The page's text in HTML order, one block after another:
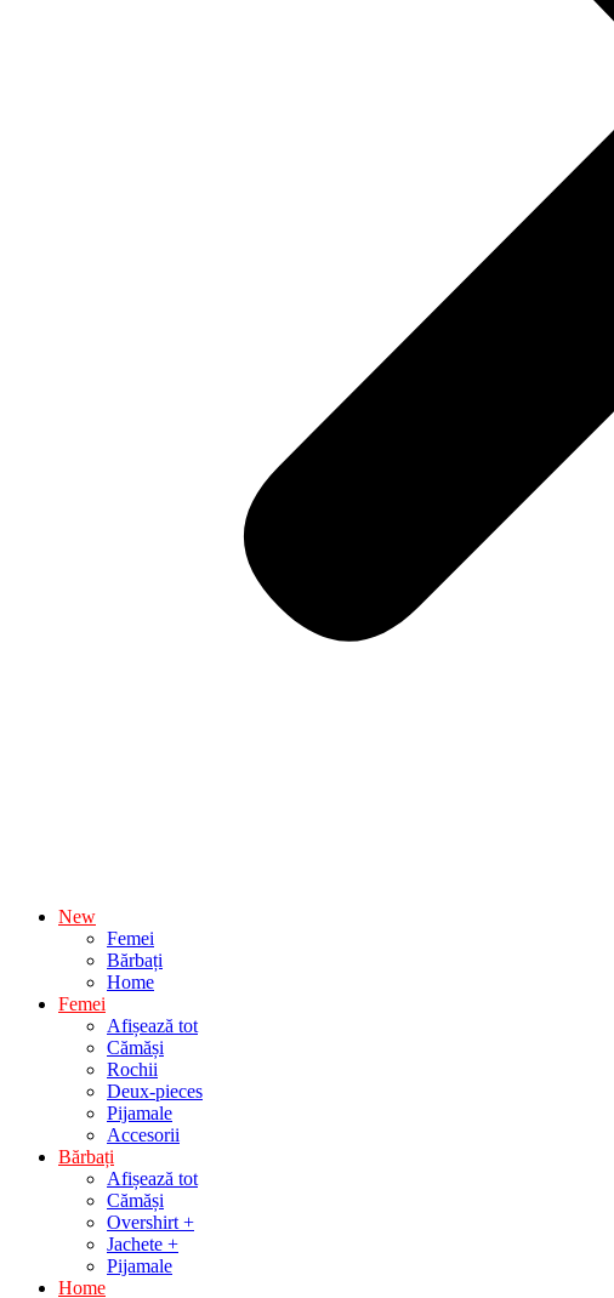
New
Femei
Bărbați
Home
Femei
Afișează tot
Cămăși
Rochii
Deux-pieces
Pijamale
Accesorii
Bărbați
Afișează tot
Cămăși
Overshirt +
Jachete +
Pijamale
Home